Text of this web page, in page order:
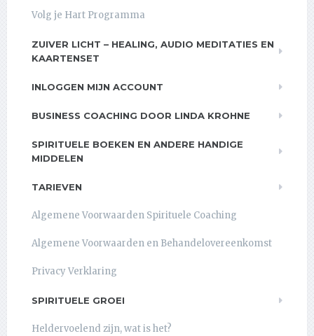
Volg je Hart Programma
ZUIVER LICHT – HEALING, AUDIO MEDITATIES EN
KAARTENSET
INLOGGEN MIJN ACCOUNT
BUSINESS COACHING DOOR LINDA KROHNE
SPIRITUELE BOEKEN EN ANDERE HANDIGE
MIDDELEN
TARIEVEN
Algemene Voorwaarden Spirituele Coaching
Algemene Voorwaarden en Behandelovereenkomst
Privacy Verklaring
SPIRITUELE GROEI
Heldervoelend zijn, wat is het?